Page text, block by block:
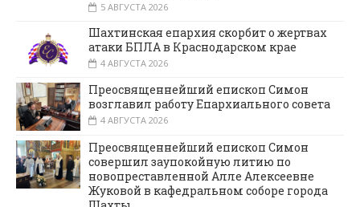
5 АВГУСТА 2026
Шахтинская епархия скорбит о жертвах
атаки БПЛА в Краснодарском крае
4 АВГУСТА 2026
Преосвященнейший епископ Симон
возглавил работу Епархиального совета
4 АВГУСТА 2026
Преосвященнейший епископ Симон
совершил заупокойную литию по
новопреставленной Алле Алексеевне
Жуковой в кафедральном соборе города